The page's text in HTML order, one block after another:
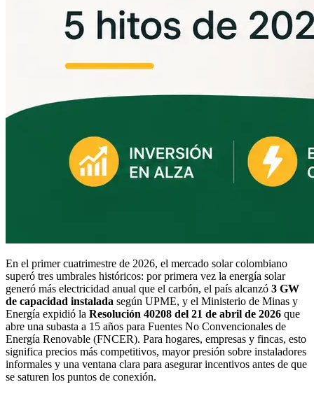
En el primer cuatrimestre de 2026, el mercado solar colombiano
superó tres umbrales históricos: por primera vez la energía solar
generó más electricidad anual que el carbón, el país alcanzó 3 GW
de capacidad instalada según UPME, y el Ministerio de Minas y
Energía expidió la Resolución 40208 del 21 de abril de 2026 que
abre una subasta a 15 años para Fuentes No Convencionales de
Energía Renovable (FNCER). Para hogares, empresas y fincas, esto
significa precios más competitivos, mayor presión sobre instaladores
informales y una ventana clara para asegurar incentivos antes de que
se saturen los puntos de conexión.